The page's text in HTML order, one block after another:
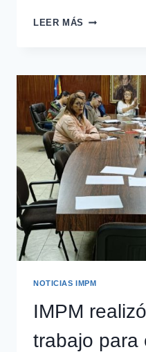
LEER MÁS
NOTICIAS IMPM
IMPM
trabajo para